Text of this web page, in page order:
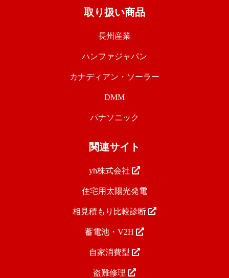
取り扱い商品
長州産業
ハンファジャパン
カナディアン・ソーラー
DMM
パナソニック
関連サイト
yh株式会社
住宅用太陽光発電
相見積もり比較診断
蓄電池・V2H
自家消費型
盗難修理